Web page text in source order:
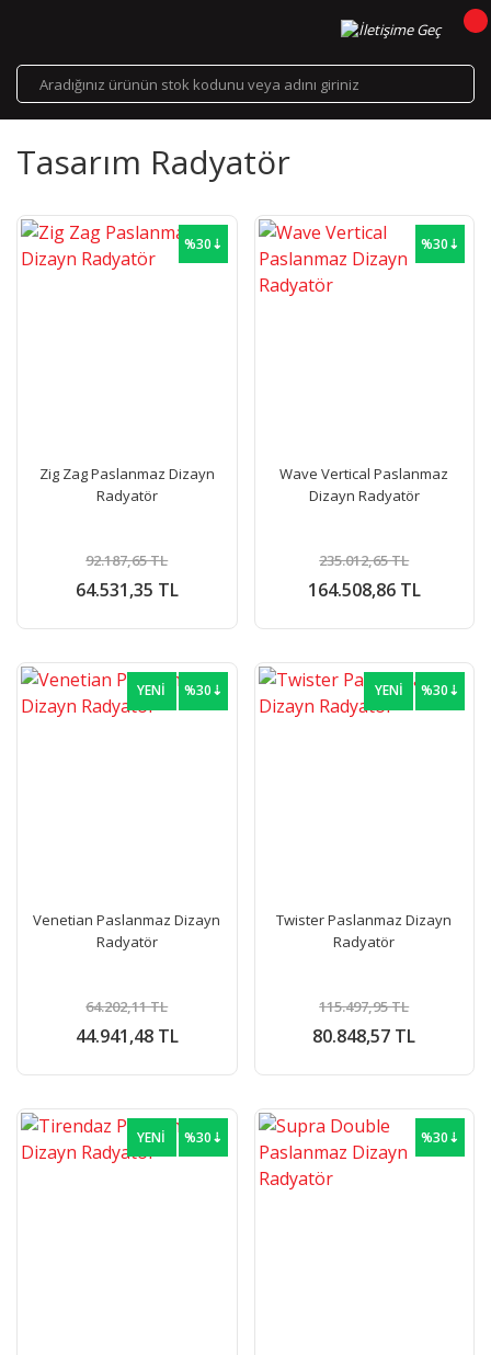
Tasarım Radyatör
%30⇣
Zig Zag Paslanmaz Dizayn
Radyatör
64.531,35 TL
92.187,65 TL
%30⇣
Wave Vertical Paslanmaz
Dizayn Radyatör
164.508,86 TL
235.012,65 TL
%30⇣
YENİ
Venetian Paslanmaz Dizayn
Radyatör
44.941,48 TL
64.202,11 TL
%30⇣
YENİ
Twister Paslanmaz Dizayn
Radyatör
80.848,57 TL
115.497,95 TL
%30⇣
YENİ %30⇣